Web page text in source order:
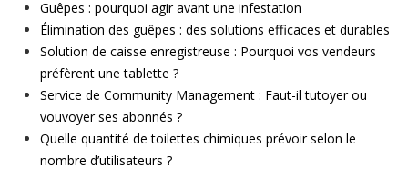
Guêpes : pourquoi agir avant une infestation
Élimination des guêpes : des solutions efficaces et durables
Solution de caisse enregistreuse : Pourquoi vos vendeurs
préfèrent une tablette ?
Service de Community Management : Faut-il tutoyer ou
vouvoyer ses abonnés ?
Quelle quantité de toilettes chimiques prévoir selon le
nombre d’utilisateurs ?